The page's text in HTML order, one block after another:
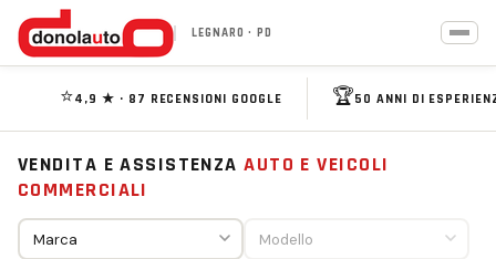
LEGNARO · PD
⭐4,9 ★ · 87 RECENSIONI GOOGLE 🏆50 ANNI DI
VENDITA E ASSISTENZAAUTO E VEICOLI
COMMERCIALI